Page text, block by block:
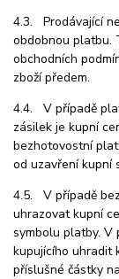
4.3. Prodávající
obdobnou platbu.
obchodních
zboží předem.
4.4. V případě
zásilek je kupní
bezhotovostní
od uzavření kupní
4.5. V případě
uhrazovat kupní
symbolu platby. V
kupujícího uhradit
příslušné částky